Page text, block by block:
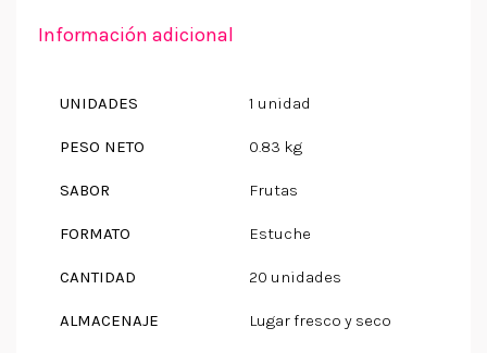
Información adicional
UNIDADES 1 unidad
PESO NETO 0.83 kg
SABOR Frutas
FORMATO Estuche
CANTIDAD 20 unidades
ALMACENAJE Lugar fresco y seco